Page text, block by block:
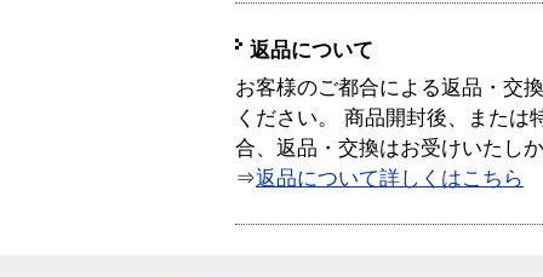
返品について
お客様のご都合による返品・交
ください。 商品開封後、または
合、返品・交換はお受けいたし
⇒返品について詳しくはこちら